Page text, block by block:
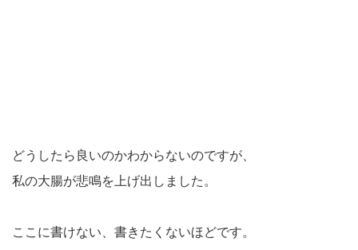
どうしたら良いのかわからないのですが、
私の大腸が悲鳴を上げ出しました。
ここに書けない、書きたくないほどです。